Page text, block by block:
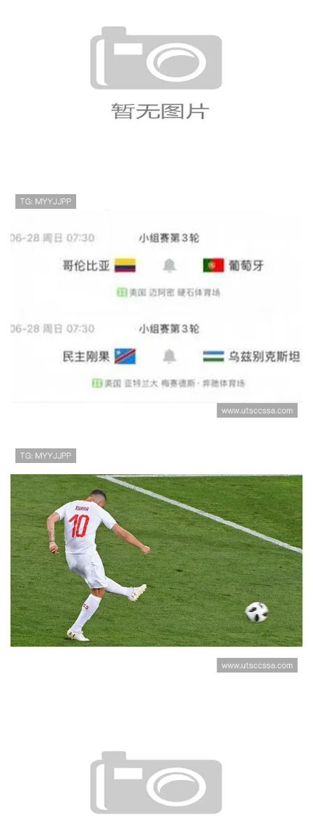
世界杯E组末轮双赛结果：科特迪
瓦取胜，厄瓜多尔胜德国
葡萄牙0-0哥伦比亚：世界杯K组
末轮战报
2026世界杯高温天气影响赛事：
球员安全与补水措施受关注
世界杯B组瑞士战报：末轮取胜完